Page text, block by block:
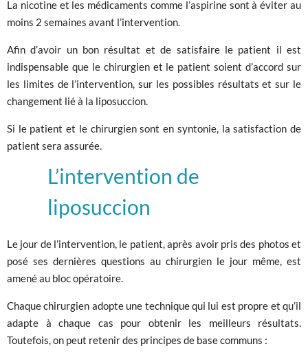
La nicotine et les médicaments comme l’aspirine sont à éviter au
moins 2 semaines avant l’intervention.
Afin d’avoir un bon résultat et de satisfaire le patient il est
indispensable que le chirurgien et le patient soient d’accord sur
les limites de l’intervention, sur les possibles résultats et sur le
changement lié à la liposuccion.
Si le patient et le chirurgien sont en syntonie, la satisfaction de
patient sera assurée.
L’intervention de
liposuccion
Le jour de l’intervention, le patient, après avoir pris des photos et
posé ses dernières questions au chirurgien le jour même, est
amené au bloc opératoire.
Chaque chirurgien adopte une technique qui lui est propre et qu’il
adapte à chaque cas pour obtenir les meilleurs résultats.
Toutefois, on peut retenir des principes de base communs :